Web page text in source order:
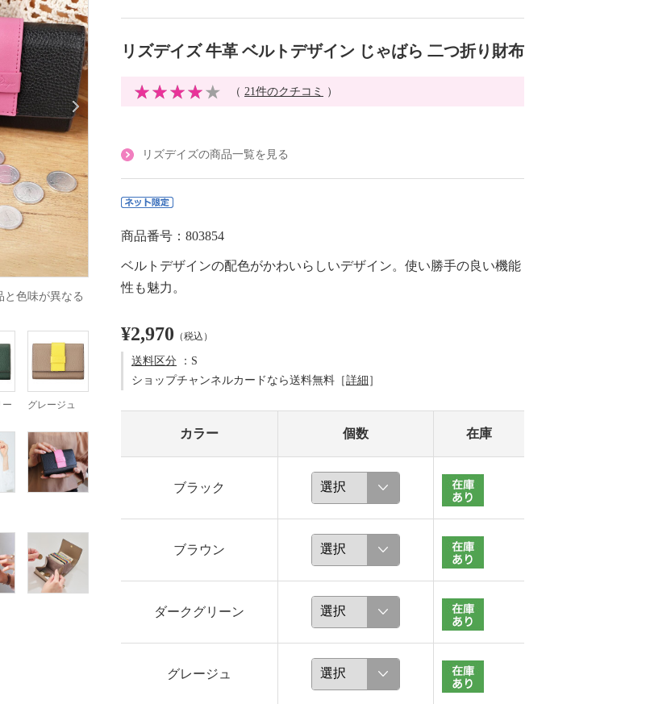
色味が異なる
ー
グレージュ
リズデイズ 牛革 ベルトデザイン じゃばら 二つ折り財布
（ 21件のクチコミ ）
リズデイズの商品一覧を見る
商品番号：803854
ベルトデザインの配色がかわいらしいデザイン。使い勝手の良い機能
性も魅力。
¥2,970 （税込）
送料区分 ：S
ショップチャンネルカードなら送料無料［詳細 ］
カラー 個数 在庫
ブラック
ブラウン
ダークグリーン
グレージュ